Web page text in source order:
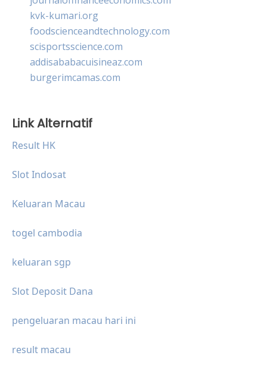
kvk-kumari.org
foodscienceandtechnology.com
scisportsscience.com
addisababacuisineaz.com
burgerimcamas.com
Link Alternatif
Result HK
Slot Indosat
Keluaran Macau
togel cambodia
keluaran sgp
Slot Deposit Dana
pengeluaran macau hari ini
result macau